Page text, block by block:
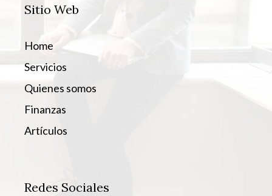
Sitio Web
Home
Servicios
Quienes somos
Finanzas
Artículos
Redes Sociales